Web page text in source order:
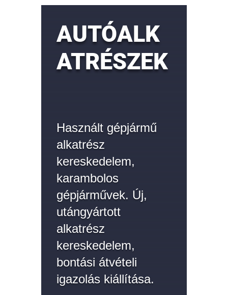
AUTÓALK
ATRÉSZEK
Használt gépjármű
alkatrész
kereskedelem,
karambolos
gépjárművek. Új,
utángyártott
alkatrész
kereskedelem,
bontási átvételi
igazolás kiállítása.